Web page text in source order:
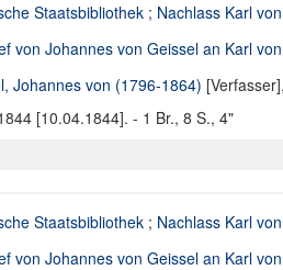
Staatsbibliothek ; Nachlass Karl
von Johannes von Geissel an Karl
Johannes von (1796-1864)
[10.04.1844]. - 1 Br., 8 S., 4"
Staatsbibliothek ; Nachlass Karl
von Johannes von Geissel an Karl